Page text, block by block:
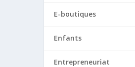
E-boutiques
Enfants
Entrepreneuriat